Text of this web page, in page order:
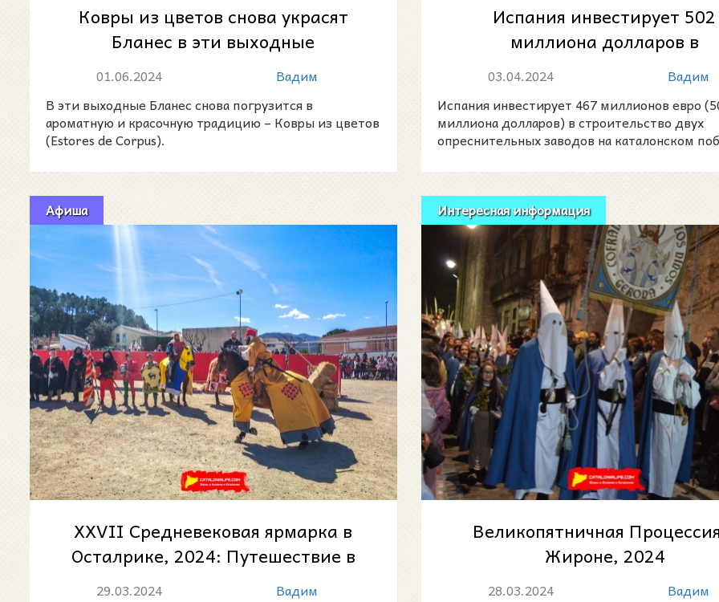
Ковры из цветов снова украсят
Бланес в эти выходные
01.06.2024
Вадим
В эти выходные Бланес снова погрузится в
ароматную и красочную традицию – Ковры из цветов
(Estores de Corpus).
Испания инвестирует 502
миллиона долларов в
строительство
заводов в Каталон...
03.04.2024
Вадим
Испания инвестирует 467 миллионов евро
миллиона долларов) в строительство двух
опреснительных заводов на каталонском
Афиша
XXVII Средневековая ярмарка в
Осталрике, 2024: Путешествие в
Средневековье
29.03.2024
Вадим
Интересная информация
Великопятничная
Жироне, 2024
28.03.2024
Вадим